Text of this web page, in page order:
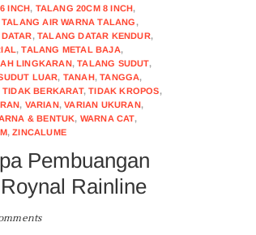
INCH, TALANG 20CM 8 INCH,
TALANG AIR WARNA TALANG ,
,TALANG DATAR KENDUR,
,TALANG METAL BAJA,
LINGKARAN,TALANG SUDUT,
LUAR, TANAH,TANGGA,
TIDAK BERKARAT,TIDAK KROPOS,
, VARIAN,VARIAN UKURAN,
& BENTUK, WARNA CAT,
,ZINCALUME
Pembuangan
Rainline